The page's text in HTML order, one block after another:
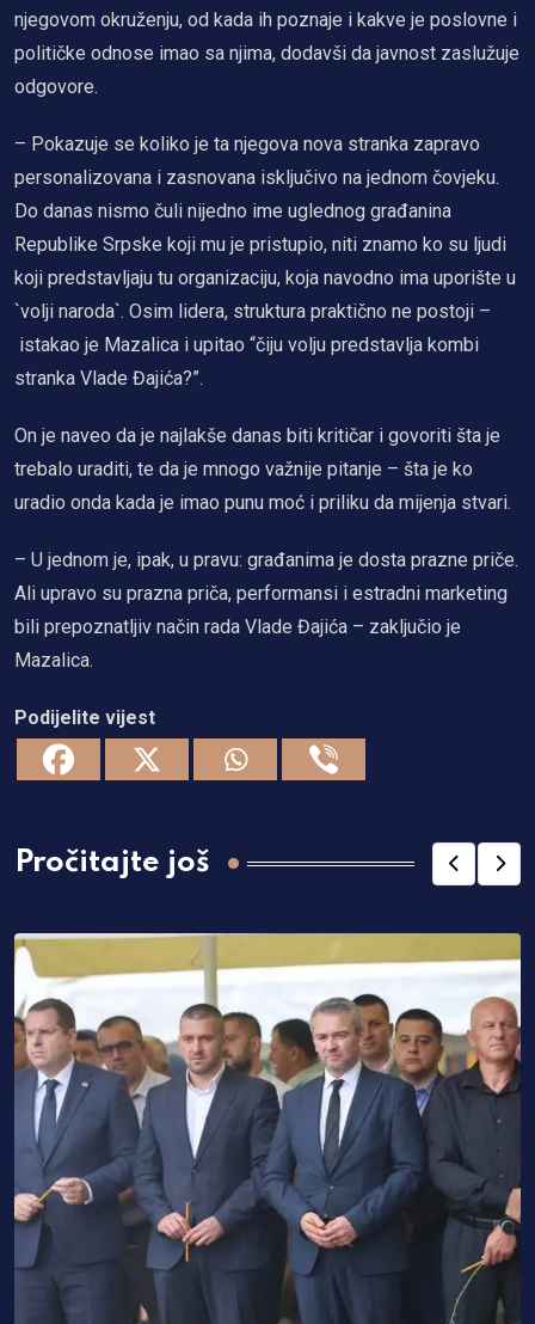
njegovom okruženju, od kada ih poznaje i kakve je poslovne i
političke odnose imao sa njima, dodavši da javnost zaslužuje
odgovore.
– Pokazuje se koliko je ta njegova nova stranka zapravo
personalizovana i zasnovana isključivo na jednom čovjeku.
Do danas nismo čuli nijedno ime uglednog građanina
Republike Srpske koji mu je pristupio, niti znamo ko su ljudi
koji predstavljaju tu organizaciju, koja navodno ima uporište u
`volji naroda`. Osim lidera, struktura praktično ne postoji –
istakao je Mazalica i upitao “čiju volju predstavlja kombi
stranka Vlade Đajića?”.
On je naveo da je najlakše danas biti kritičar i govoriti šta je
trebalo uraditi, te da je mnogo važnije pitanje – šta je ko
uradio onda kada je imao punu moć i priliku da mijenja stvari.
– U jednom je, ipak, u pravu: građanima je dosta prazne priče.
Ali upravo su prazna priča, performansi i estradni marketing
bili prepoznatljiv način rada Vlade Đajića – zaključio je
Mazalica.
Podijelite vijest
Pročitajte još